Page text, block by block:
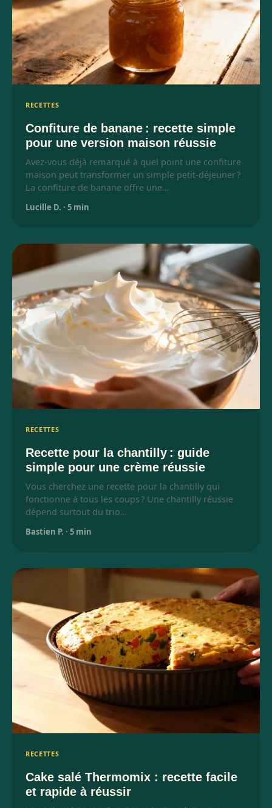
RECETTES
Confiture de banane : recette simple
pour une version maison réussie
Avez-vous déjà remarqué à quel point une confiture
maison peut transformer un simple petit-déjeuner ?
La confiture de banane offre une…
Lucille D. · 5 min
RECETTES
Recette pour la chantilly : guide
simple pour une crème réussie
Vous cherchez une recette pour la chantilly qui
fonctionne à tous les coups ? Une chantilly réussie
dépend surtout du trio…
Bastien P. · 5 min
RECETTES
Cake salé Thermomix : recette facile
et rapide à réussir